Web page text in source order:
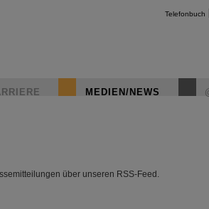
Telefonbuch
MEDIEN/NEWS
über unseren RSS-Feed.